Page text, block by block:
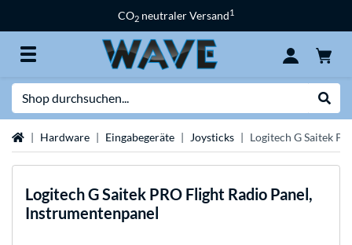
CO2 neutraler Versand1
StartseiteHardware Eingabegeräte Joysticks Logitech G Saitek
LogitechG Saitek PRO Flight Radio Panel,
Instrumentenpanel